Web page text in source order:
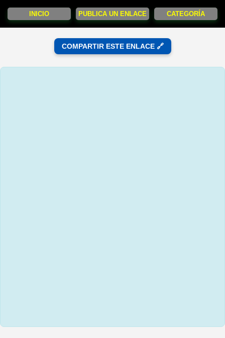
INICIO PUBLICA UN ENLACE CATEGORÍA
COMPARTIR ESTE ENLACE 🔗